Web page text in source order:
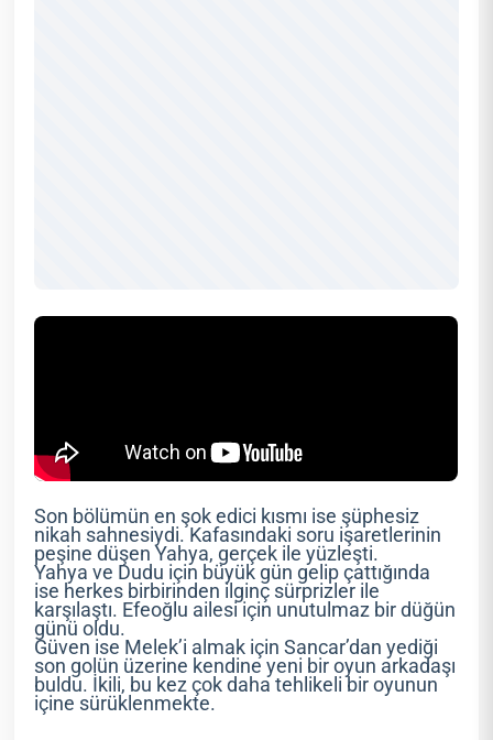
Son bölümün en şok edici kısmı ise şüphesiz
nikah sahnesiydi. Kafasındaki soru işaretlerinin
peşine düşen Yahya, gerçek ile yüzleşti.
Yahya ve Dudu için büyük gün gelip çattığında
ise herkes birbirinden ilginç sürprizler ile
karşılaştı. Efeoğlu ailesi için unutulmaz bir düğün
günü oldu.
Güven ise Melek’i almak için Sancar’dan yediği
son golün üzerine kendine yeni bir oyun arkadaşı
buldu. İkili, bu kez çok daha tehlikeli bir oyunun
içine sürüklenmekte.